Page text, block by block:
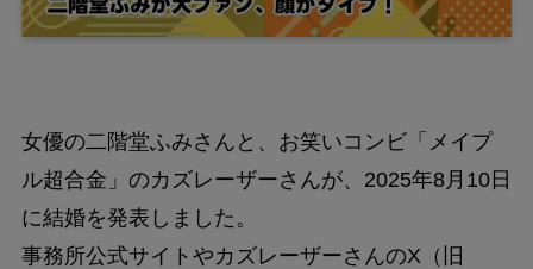
女優の二階堂ふみさんと、お笑いコンビ「メイプ
ル超合金」のカズレーザーさんが、2025年8月10日
に結婚を発表しました。
事務所公式サイトやカズレーザーさんのX（旧